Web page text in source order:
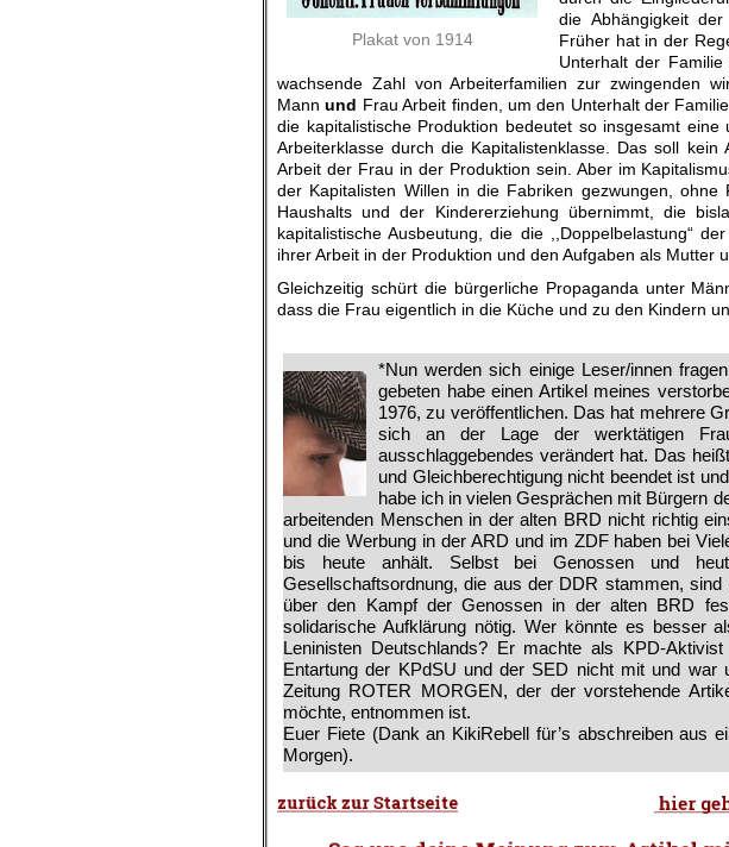
Plakat von 1914
die Abhängigkeit
Früher hat in der
Unterhalt der
wachsende Zahl von Arbeiterfamilien zur zwingenden
Mannund Frau Arbeit finden, um den Unterhalt der
die kapitalistische Produktion bedeutet so insgesamt
Arbeiterklasse durch die Kapitalistenklasse. Das soll
Arbeit der Frau in der Produktion sein. Aber im
der Kapitalisten Willen in die Fabriken gezwungen,
Haushalts und der Kindererziehung übernimmt, die
kapitalistische Ausbeutung, die die ,,Doppelbelastung“
ihrer Arbeit in der Produktion und den Aufgaben als Mutter
Gleichzeitig schürt die bürgerliche Propaganda unter
dass die Frau eigentlich in die Küche und zu den Kindern
*Nun werden sich einige Leser/innen
gebeten habe einen Artikel meines
1976, zu veröffentlichen. Das hat mehrere
sich an der Lage der werktätigen
ausschlaggebendes verändert hat. Das
und Gleichberechtigung nicht beendet ist
habe ich in vielen Gesprächen mit Bürgern
arbeitenden Menschen in der alten BRD nicht richtig
und die Werbung in der ARD und im ZDF haben bei
bis heute anhält. Selbst bei Genossen und
Gesellschaftsordnung, die aus der DDR stammen,
über den Kampf der Genossen in der alten BRD
solidarische Aufklärung nötig. Wer könnte es besser
Leninisten Deutschlands? Er machte als KPD-
Entartung der KPdSU und der SED nicht mit und war
Zeitung ROTER MORGEN, der der vorstehende
möchte, entnommen ist.
Euer Fiete (Dank an KikiRebell für’s abschreiben aus
Morgen).